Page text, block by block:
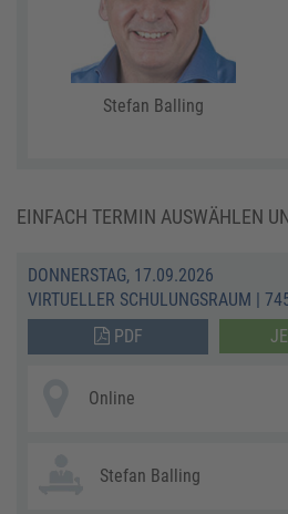
Stefan Balling
EINFACH TERMIN AUSWÄHLEN
DONNERSTAG, 17.09.2026
VIRTUELLER SCHULUNGSRAUM |
PDF
Online
Stefan Balling